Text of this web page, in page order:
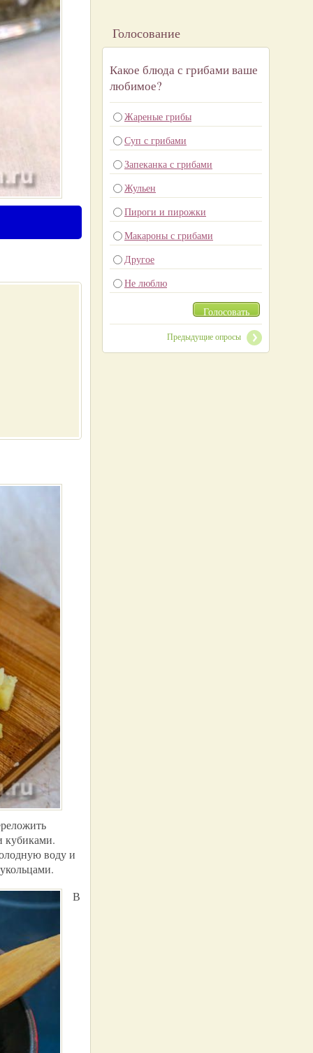
кубиками.
воду и
В
Голосование
Какое блюда с грибами ваше
любимое?
Жареные грибы
Суп с грибами
Запеканка с грибами
Жульен
Пироги и пирожки
Макароны с грибами
Другое
Не люблю
Голосовать
Предыдущие опросы